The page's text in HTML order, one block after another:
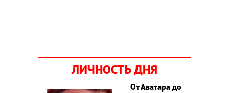
ЛИЧНОСТЬ ДНЯ
От Аватара до